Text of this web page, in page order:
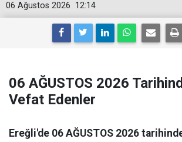
12:14
06 Ağustos 2026
06 AĞUSTOS 2026
Vefat Edenler
Ereğli'de 06 AĞUSTOS 2026